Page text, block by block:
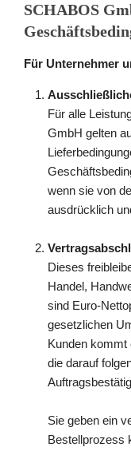
SCHABOS
Für Unternehmer
Für alle
GmbH gelten
wenn sie von
ausdrücklich
Dieses
Handel,
sind Euro-
gesetzlichen
Kunden kommt
die darauf
Sie geben ein
Bestellprozess